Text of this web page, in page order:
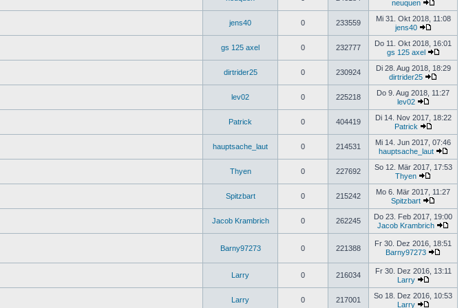
neuquen
jens40 0 233559
Mi 31. Okt 2018, 11:08
jens40
gs 125 axel 0 232777
Do 11. Okt 2018, 16:01
gs 125 axel
dirtrider25 0 230924
Di 28. Aug 2018, 18:29
dirtrider25
lev02 0 225218
Do 9. Aug 2018, 11:27
lev02
Patrick 0 404419
Di 14. Nov 2017, 18:22
Patrick
hauptsache_laut 0 214531
Mi 14. Jun 2017, 07:46
hauptsache_laut
Thyen 0 227692
So 12. Mär 2017, 17:53
Thyen
Spitzbart 0 215242
Mo 6. Mär 2017, 11:27
Spitzbart
Jacob Krambrich 0 262245
Do 23. Feb 2017, 19:00
Jacob Krambrich
Barny97273 0 221388
Fr 30. Dez 2016, 18:51
Barny97273
Larry 0 216034
Fr 30. Dez 2016, 13:11
Larry
Larry 0 217001
So 18. Dez 2016, 10:53
Larry